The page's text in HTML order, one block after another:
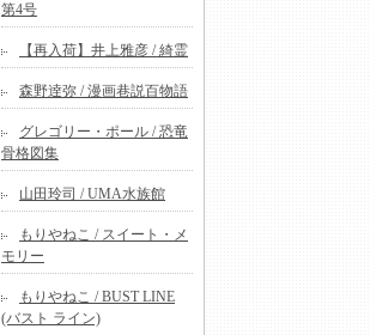
第4号
【再入荷】井上雅彦 / 綺霊
森野逹弥 / 漫画巷説百物語
グレゴリー・ポール / 恐竜
骨格図集
山田玲司 / UMA水族館
もりやねこ / スイート・メ
モリー
もりやねこ / BUST LINE
(バスト ライン)